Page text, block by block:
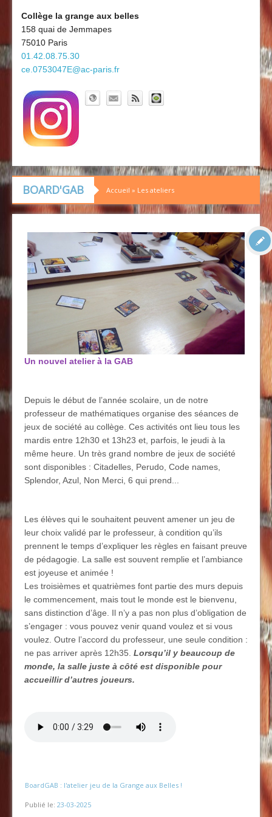
Board'Gab
Clubs maths
Découvrir le collège
Collège la grange aux belles
158 quai de Jemmapes
75010 Paris
01.42.08.75.30
ce.0753047E@ac-paris.fr
BOARD'GAB Accueil » Les ateliers
Un nouvel atelier à la GAB
Depuis le début de l’année scolaire, un de notre
professeur de mathématiques organise des séances de
jeux de société au collège. Ces activités ont lieu tous les
mardis entre 12h30 et 13h23 et, parfois, le jeudi à la
même heure. Un très grand nombre de jeux de société
sont disponibles : Citadelles, Perudo, Code names,
Splendor, Azul, Non Merci, 6 qui prend...
Les élèves qui le souhaitent peuvent amener un jeu de
leur choix validé par le professeur, à condition qu’ils
prennent le temps d’expliquer les règles en faisant preuve
de pédagogie. La salle est souvent remplie et l’ambiance
est joyeuse et animée !
Les troisièmes et quatrièmes font partie des murs depuis
le commencement, mais tout le monde est le bienvenu,
sans distinction d’âge. Il n’y a pas non plus d’obligation de
s’engager : vous pouvez venir quand voulez et si vous
voulez. Outre l’accord du professeur, une seule condition :
ne pas arriver après 12h35. Lorsqu’il y beaucoup de
monde, la salle juste à côté est disponible pour
accueillir d’autres joueurs.
BoardGAB : l'atelier jeu de la Grange aux Belles !
Publié le: 23-03-2025